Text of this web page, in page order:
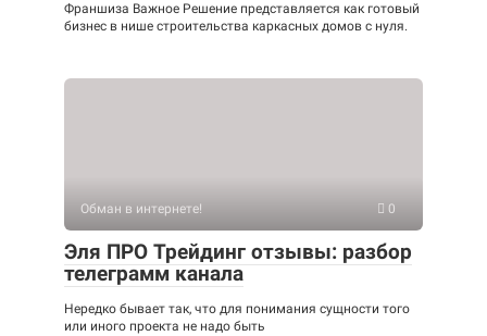
Франшиза Важное Решение представляется как готовый
бизнес в нише строительства каркасных домов с нуля.
Обман в интернете! 0
Эля ПРО Трейдинг отзывы: разбор
телеграмм канала
Нередко бывает так, что для понимания сущности того
или иного проекта не надо быть